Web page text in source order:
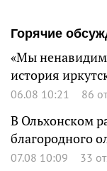
Горячие
«Мы ненавидим
история
06.08 10:21 86
В Ольхонском
благородного
07.08 10:09 33